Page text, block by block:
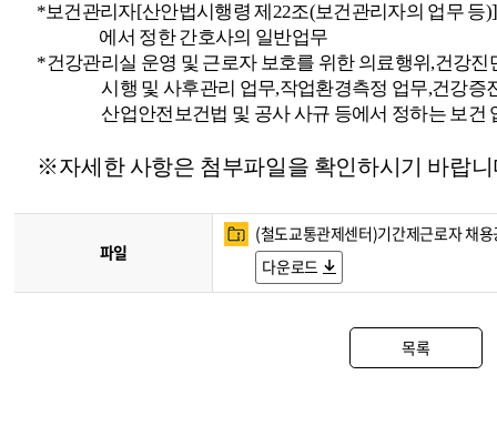
*보건관리자[산안법시행령 제22조(보건관리자의 업무 등)]
에서 정한 간호사의 일반업무
*건강관리실 운영 및 근로자 보호를 위한 의료행위,건강진
시행 및 사후관리 업무,작업환경측정 업무,건강증
산업안전보건법 및 공사 사규 등에서 정하는 보건
※자세한 사항은 첨부파일을 확인하시기 바랍
파일
(철도교통관제센터)기간제근로자 채
다운로드
목록